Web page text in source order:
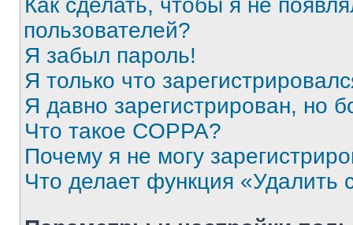
Как сделать, чтобы я не
пользователей?
Я забыл пароль!
Я только что
Я давно зарегистрирован, но
Что такое COPPA?
Почему я не могу
Что делает функция «Удалить